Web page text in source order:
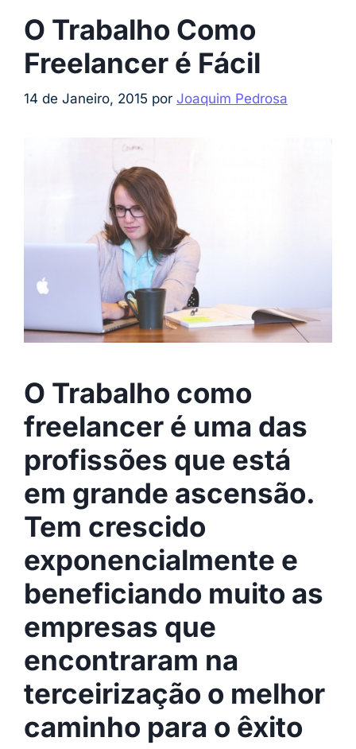
O Trabalho Como
Freelancer é Fácil
14 de Janeiro, 2015 por Joaquim Pedrosa
O Trabalho como
freelancer é uma das
profissões que está
em grande ascensão.
Tem crescido
exponencialmente e
beneficiando muito as
empresas que
encontraram na
terceirização o melhor
caminho para o êxito